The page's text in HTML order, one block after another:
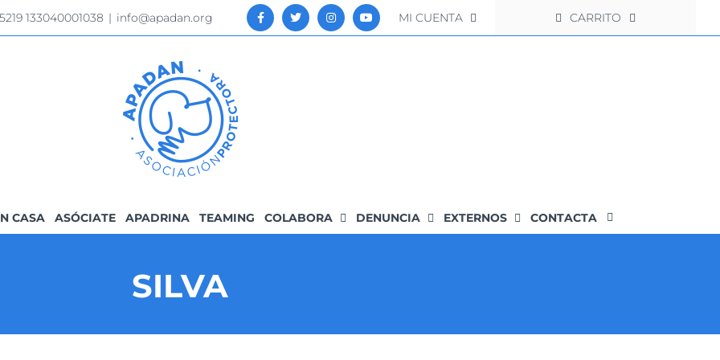
133040001038 | info@apadan.org MI CUENTA CARRITO
CASA ASÓCIATE APADRINA TEAMING COLABORA DENUNCIA EXTERNOS CONTACTA
SILVA